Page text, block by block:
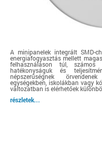
A minipanelek integrált SMD-
energiafogyasztás mellett
felhasználáson túl, számos
hatékonyságuk és
népszerűségnek
egységekben, iskolákban vagy
változatban is elérhetőek
részletek...